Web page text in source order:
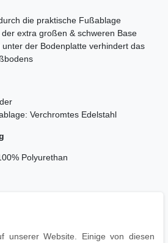
die praktische Fußablage
extra großen & schweren Base
der Bodenplatte verhindert das
Verchromtes Edelstahl
Polyurethan
unserer Website. Einige von diesen